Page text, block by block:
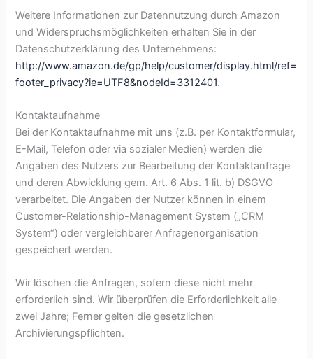
Weitere Informationen zur Datennutzung durch Amazon
und Widerspruchsmöglichkeiten erhalten Sie in der
Datenschutzerklärung des Unternehmens:
http://www.amazon.de/gp/help/customer/display.html/ref=
footer_privacy?ie=UTF8&nodeId=3312401.
Kontaktaufnahme
Bei der Kontaktaufnahme mit uns (z.B. per Kontaktformular,
E-Mail, Telefon oder via sozialer Medien) werden die
Angaben des Nutzers zur Bearbeitung der Kontaktanfrage
und deren Abwicklung gem. Art. 6 Abs. 1 lit. b) DSGVO
verarbeitet. Die Angaben der Nutzer können in einem
Customer-Relationship-Management System („CRM
System“) oder vergleichbarer Anfragenorganisation
gespeichert werden.
Wir löschen die Anfragen, sofern diese nicht mehr
erforderlich sind. Wir überprüfen die Erforderlichkeit alle
zwei Jahre; Ferner gelten die gesetzlichen
Archivierungspflichten.